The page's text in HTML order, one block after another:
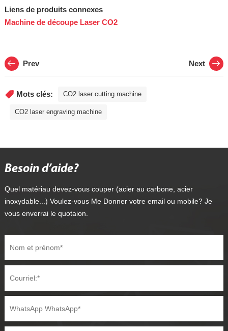
Liens de produits connexes
Machine de découpe Laser CO2
Prev Next
Mots clés: CO2 laser cutting machine
CO2 laser engraving machine
Besoin d’aide?
Quel matériau devez-vous couper (acier au carbone, acier
inoxydable...) Voulez-vous Me Donner votre email ou mobile? Je
vous enverrai le quotaion.